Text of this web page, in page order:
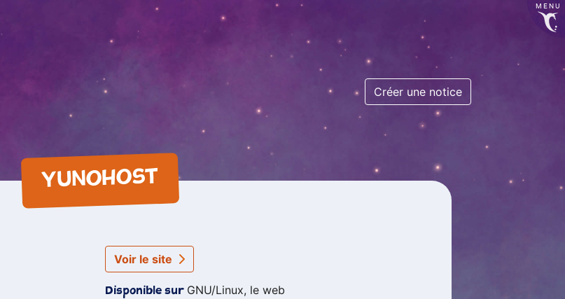
MENU
Créer une notice
YUNOHOST
Voir le site
Disponible sur GNU/Linux, le web